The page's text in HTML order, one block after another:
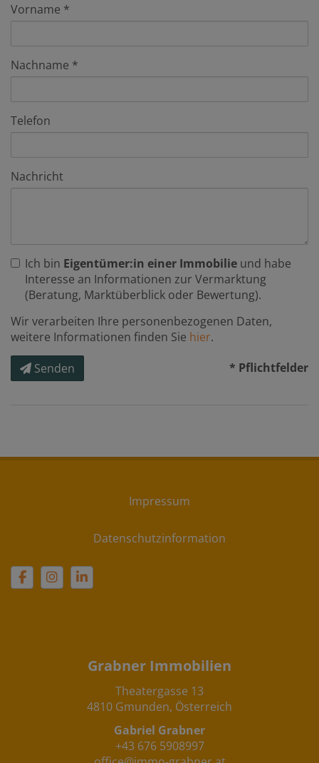
Vorname
Nachname
Telefon
Nachricht
Ich bin Eigentümer:in einer Immobilie und habe
Interesse an Informationen zur Vermarktung
(Beratung, Marktüberblick oder Bewertung).
Wir verarbeiten Ihre personenbezogenen Daten,
weitere Informationen finden Sie hier.
Senden
* Pflichtfelder
Impressum
Datenschutzinformation
Grabner Immobilien
Theatergasse 13
4810 Gmunden, Österreich
Gabriel Grabner
+43 676 5908997